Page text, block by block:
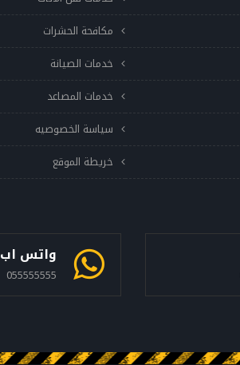
مكافحة الحشرات
خدمات الصيانة
خدمات المصاعد
سياسة الخصوصيه
خريطة الموقع
واتس اب
055555555